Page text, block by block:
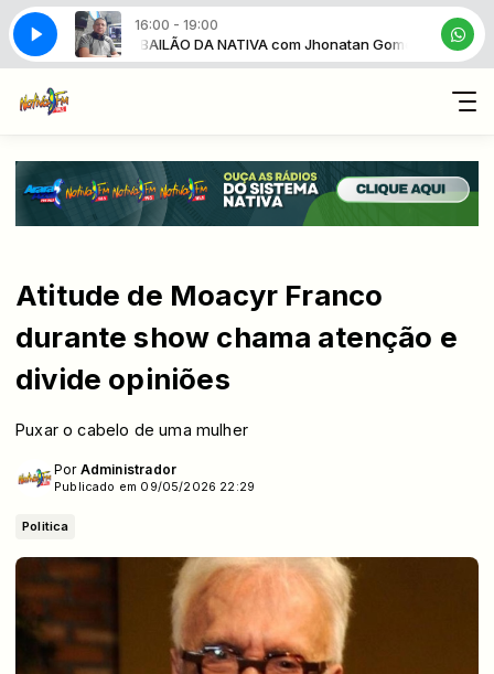
16:00 - 19:00
GomesBAILÃO DA NATIVA com Jhonatan Gomes
Atitude de Moacyr Franco
durante show chama atenção e
divide opiniões
Puxar o cabelo de uma mulher
Por Administrador
Publicado em 09/05/2026 22:29
Politica